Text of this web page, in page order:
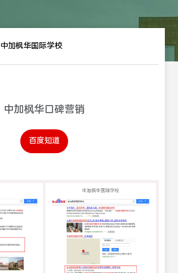
中加枫华国际学校
中加枫华口碑营销
百度知道